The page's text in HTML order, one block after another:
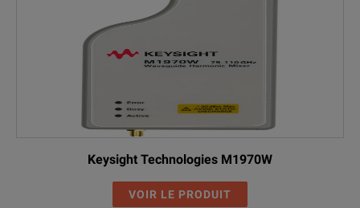
Keysight Technologies M1970W
VOIR LE PRODUIT